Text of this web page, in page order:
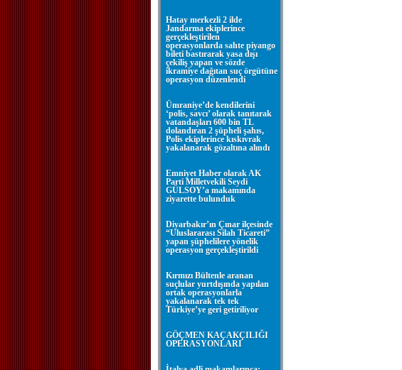
Hatay merkezli 2 ilde
Jandarma ekiplerince
gerçekleştirilen
operasyonlarda sahte piyango
bileti bastırarak yasa dışı
çekiliş yapan ve sözde
ikramiye dağıtan suç örgütüne
operasyon düzenlendi
Ümraniye’de kendilerini
‘polis, savcı’ olarak tanıtarak
vatandaşları 600 bin TL
dolandıran 2 şüpheli şahıs,
Polis ekiplerince kıskıvrak
yakalanarak gözaltına alındı
Emniyet Haber olarak AK
Parti Milletvekili Seydi
GÜLSOY’a makamında
ziyarette bulunduk
Diyarbakır’ın Çınar ilçesinde
“Uluslararası Silah Ticareti”
yapan şüphelilere yönelik
operasyon gerçekleştirildi
Kırmızı Bültenle aranan
suçlular yurtdışında yapılan
ortak operasyonlarla
yakalanarak tek tek
Türkiye’ye geri getiriliyor
GÖÇMEN KAÇAKÇILIĞI
OPERASYONLARI